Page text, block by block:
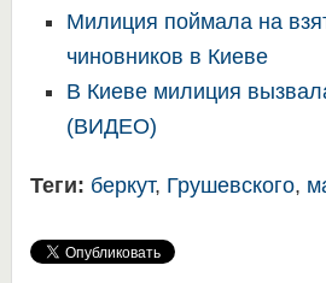
Милиция поймала на
чиновников в Киеве
В Киеве милиция
(ВИДЕО)
Теги: беркут, Грушевского,